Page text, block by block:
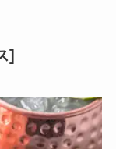
]